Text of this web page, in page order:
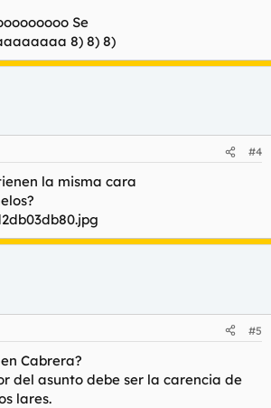
Se
8) 8) 8)
#4
la misma cara
#5
Cabrera?
del asunto debe ser la carencia de
lares.